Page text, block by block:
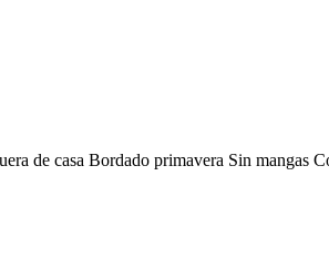
de casa Bordado primavera Sin mangas